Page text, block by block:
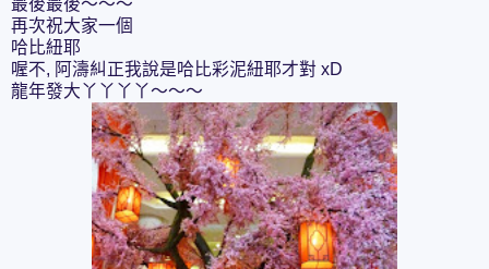
最後最後～～～
再次祝大家一個
哈比紐耶
喔不, 阿濤糾正我說是哈比彩泥紐耶才對 xD
龍年發大丫丫丫丫～～～